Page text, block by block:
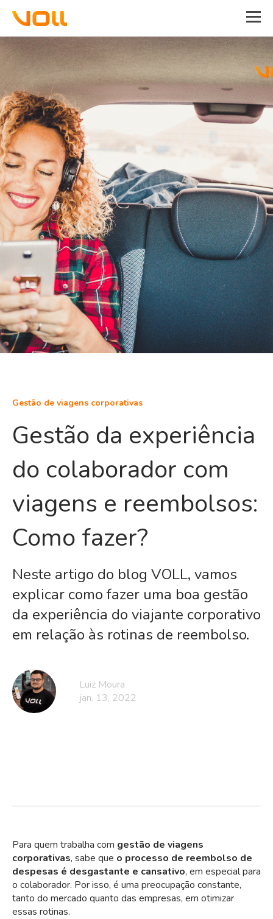
Gestão de viagens corporativas
Gestão da experiência
do colaborador com
viagens e reembolsos:
Como fazer?
Neste artigo do blog VOLL, vamos
explicar como fazer uma boa gestão
da experiência do viajante corporativo
em relação às rotinas de reembolso.
Luiz Moura
jan. 13, 2022
Para quem trabalha com gestão de viagens
corporativas, sabe que o processo de reembolso de
despesas é desgastante e cansativo, em especial para
o colaborador. Por isso, é uma preocupação constante,
tanto do mercado quanto das empresas, em otimizar
essas rotinas.